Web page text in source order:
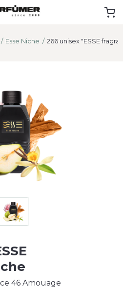
Esse Niche 266 unisex "ESSE
46 Amouage